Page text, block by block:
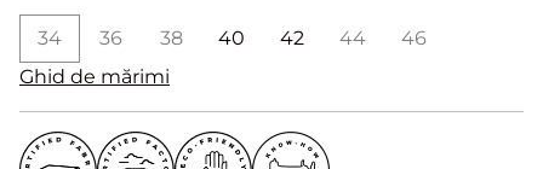
34 36 38 40 42 44
46
Ghid de mărimi